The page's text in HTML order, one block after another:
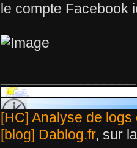
le compte Facebook
[HC] Analyse de
[blog] Dablog.fr, sur